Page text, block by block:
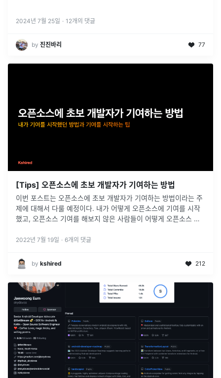
2024년 7월 25일 · 12개의 댓글
by 진진바리 77
[Tips] 오픈소스에 초보 개발자가 기여하는 방법
이번 포스트는 오픈소스에 초보 개발자가 기여하는 방법이라는 주
제에 대해서 다룰 예정이다. 내가 어떻게 오픈소스에 기여를 시작
했고, 오픈소스 기여를 해보지 않은 사람들이 어떻게 오픈소스 기
니어 콘퍼...
2022년 7월 19일 · 6개의 댓글
by kshired 212